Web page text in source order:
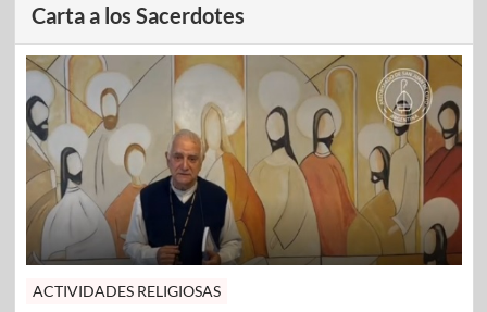
Carta a los Sacerdotes
ACTIVIDADES RELIGIOSAS